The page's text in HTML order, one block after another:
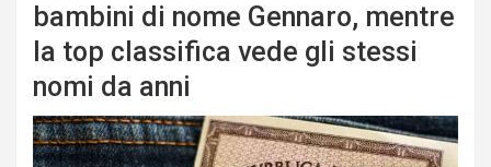
bambini di nome Gennaro, mentre
la top classifica vede gli stessi
nomi da anni